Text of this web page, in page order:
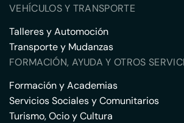
VEHÍCULOS Y TRANSPORTE
Talleres y Automoción
Transporte y Mudanzas
FORMACIÓN, AYUDA Y OTROS
Formación y Academias
Servicios Sociales y Comunitarios
Turismo, Ocio y Cultura